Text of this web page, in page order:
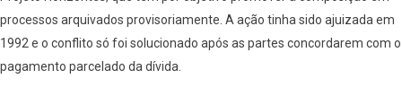
processos arquivados provisoriamente. A ação tinha sido ajuizada em
1992 e o conflito só foi solucionado após as partes concordarem com o
pagamento parcelado da dívida.